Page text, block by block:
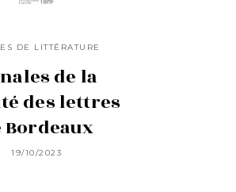
DE LITTÉRATURE
de la
des lettres
Bordeaux
19/10/2023